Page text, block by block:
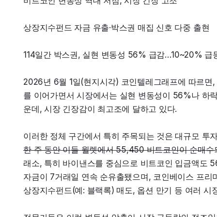
상장지수펀드 자금 유출·박스권 매집 신호 다중 출현
114일간 박스권, 실현 변동성 56% 급감…10~20% 급
2026년 6월 1일(현지시각) 코인텔레그래프에 따르
를 이어가면서 시장에서는 실현 변동성이 56%나 하
운데, 시장 긴장감이 최고조에 달하고 있다.
이러한 정체 구간에서 특히 주목되는 것은 대규모 투
한 주 동안 이들 월렛에서 55,450 비트코인이 순매
래소, 특히 바이낸스를 중심으로 비트코인 입금액도
자금이 7거래일 연속 순유출됐으며, 코인베이스 프
상장지수펀드(예: 블랙록) 매도, 옵션 만기 등 여러